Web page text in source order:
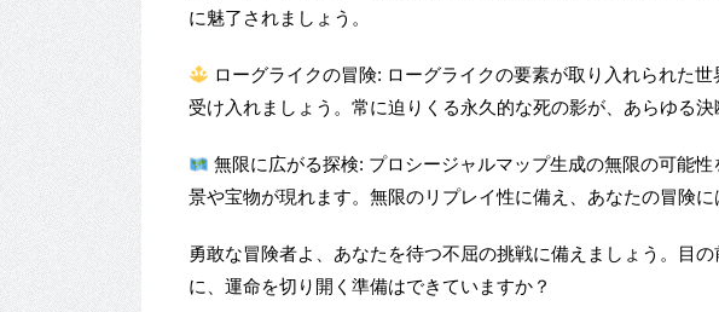
に魅了されましょう。
ローグライクの冒険: ローグライクの要素が取り入れられた
受け入れましょう。常に迫りくる永久的な死の影が、あらゆる決
無限に広がる探検: プロシージャルマップ生成の無限の可能
景や宝物が現れます。無限のリプレイ性に備え、あなたの冒険に
勇敢な冒険者よ、あなたを待つ不屈の挑戦に備えましょう。目
に、運命を切り開く準備はできていますか？